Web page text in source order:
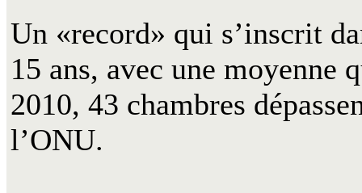
Un «record» qui s’inscrit
15 ans, avec une moyenne
2010, 43 chambres
l’ONU.